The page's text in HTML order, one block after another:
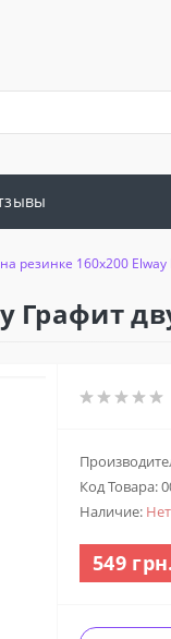
резинке 160x200 Elway
Графит
Код Товара:
Наличие:
549 грн.